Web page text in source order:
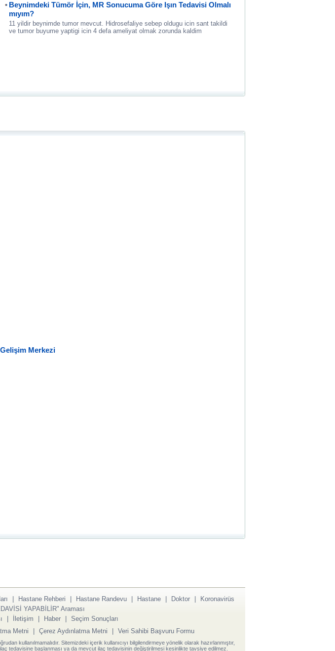
Beynimdeki Tümör İçin, MR Sonucuma Göre Işın Tedavisi Olmalı
mıyım?
11 yildir beynimde tumor mevcut. Hidrosefaliye sebep oldugu icin sant takildi
ve tumor buyume yaptigi icin 4 defa ameliyat olmak zorunda kaldim
Merkezi
Hastane Rehberi Hastane Randevu Hastane Doktor
Koronavirüs
YAPABİLİR" Araması
İletişim Haber
Seçim Sonuçları
Metni Çerez Aydınlatma Metni Veri Sahibi Başvuru Formu
kullanılmamalıdır. Sitemizdeki içerik kullanıcıyı bilgilendirmeye yönelik olarak hazırlanmıştır,
tedavisine başlanması ya da mevcut ilaç tedavisinin değiştirilmesi kesinlikte tavsiye edilmez.